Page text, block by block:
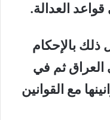
العدالة.
ذلك بالإحكام
العراق ثم في
مع القوانين